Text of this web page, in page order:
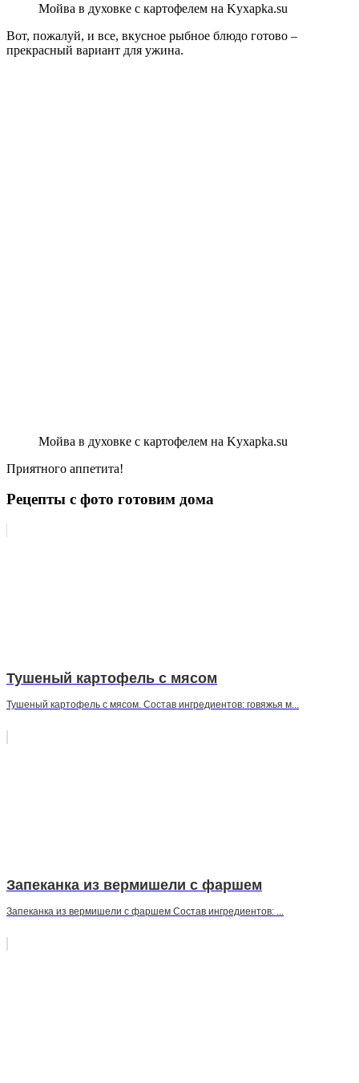
Мойва в духовке с картофелем на Kyxapka.su
Вот, пожалуй, и все, вкусное рыбное блюдо готово –
прекрасный вариант для ужина.
Мойва в духовке с картофелем на Kyxapka.su
Приятного аппетита!
Рецепты с фото готовим дома
Тушеный картофель с мясом
Тушеный картофель с мясом. Состав ингредиентов: говяжья м...
Запеканка из вермишели с фаршем
Запеканка из вермишели с фаршем Состав ингредиентов: ...